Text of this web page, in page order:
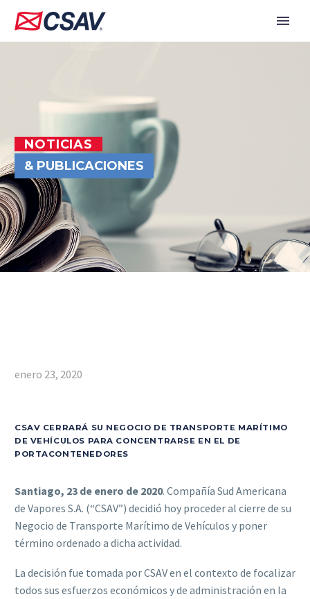
NOTICIAS
& PUBLICACIONES
enero 23, 2020
CSAV CERRARÁ SU NEGOCIO DE TRANSPORTE MARÍTIMO
DE VEHÍCULOS PARA CONCENTRARSE EN EL DE
PORTACONTENEDORES
Santiago, 23 de enero de 2020. Compañía Sud Americana
de Vapores S.A. (“CSAV”) decidió hoy proceder al cierre de su
Negocio de Transporte Marítimo de Vehículos y poner
término ordenado a dicha actividad.
La decisión fue tomada por CSAV en el contexto de focalizar
todos sus esfuerzos económicos y de administración en la